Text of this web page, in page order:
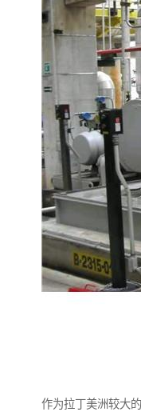
作为拉丁美洲较大